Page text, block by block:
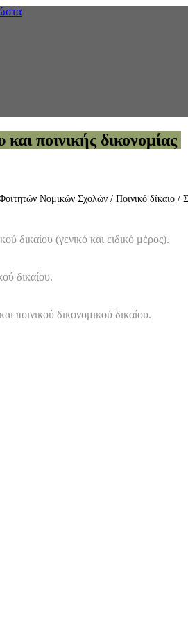
ποινικής δικονομίας
Νομικών Σχολών / Ποινικό δίκαιο /
δικαίου (γενικό και ειδικό μέρος).
δικαίου.
ποινικού δικονομικού δικαίου.